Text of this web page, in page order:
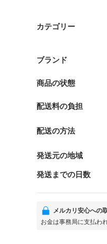
カテゴリー
ブランド
商品の状態
配送料の負担
配送の方法
発送元の地域
発送までの日数
メルカリ安心への
お金は事務局に支払わ